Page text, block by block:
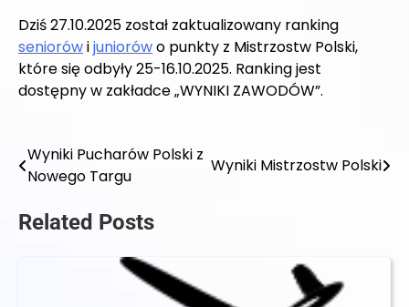
Dziś 27.10.2025 został zaktualizowany ranking
seniorówijuniorówo punkty z Mistrzostw Polski,
które się odbyły 25-16.10.2025. Ranking jest
dostępny w zakładce „WYNIKI ZAWODÓW”.
Nawigacja
wpisu
Wyniki Pucharów Polski z
Nowego Targu
Wyniki Mistrzostw Polski
Related Posts